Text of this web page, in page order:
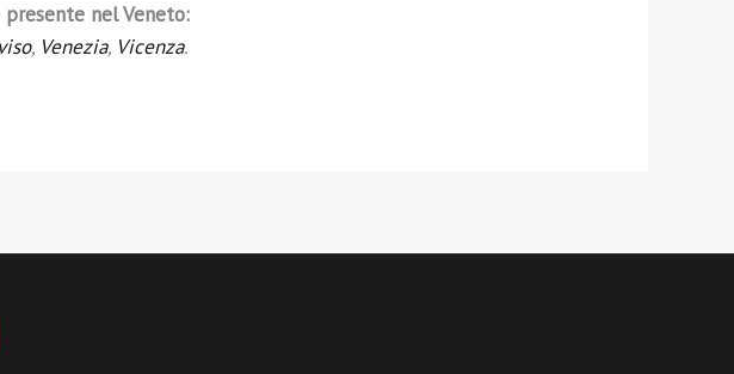
nel Veneto:
, Venezia, Vicenza.